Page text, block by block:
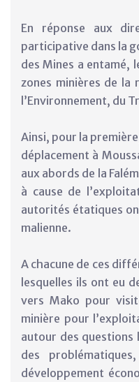
En réponse aux
participative dans la
des Mines a entamé,
zones minières de la
l’Environnement, du
Ainsi, pour la
déplacement à
aux abords de la
à cause de
autorités étatiques
malienne.
A chacune de ces
lesquelles ils ont eu
vers Mako pour
minière pour
autour des questions
des
développement